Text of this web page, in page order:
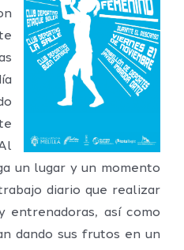
un lugar y un momento
diario que realizar
entrenadoras, así como
dando sus frutos en un